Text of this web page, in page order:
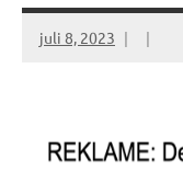
juli 8, 2023